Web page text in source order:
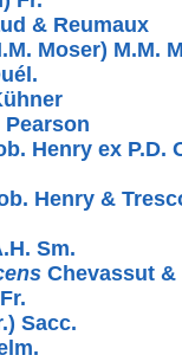
& Reumaux
Moser) M.M.
Pearson
Henry ex P.D.
Henry &
Sm.
Chevassut &
Sacc.